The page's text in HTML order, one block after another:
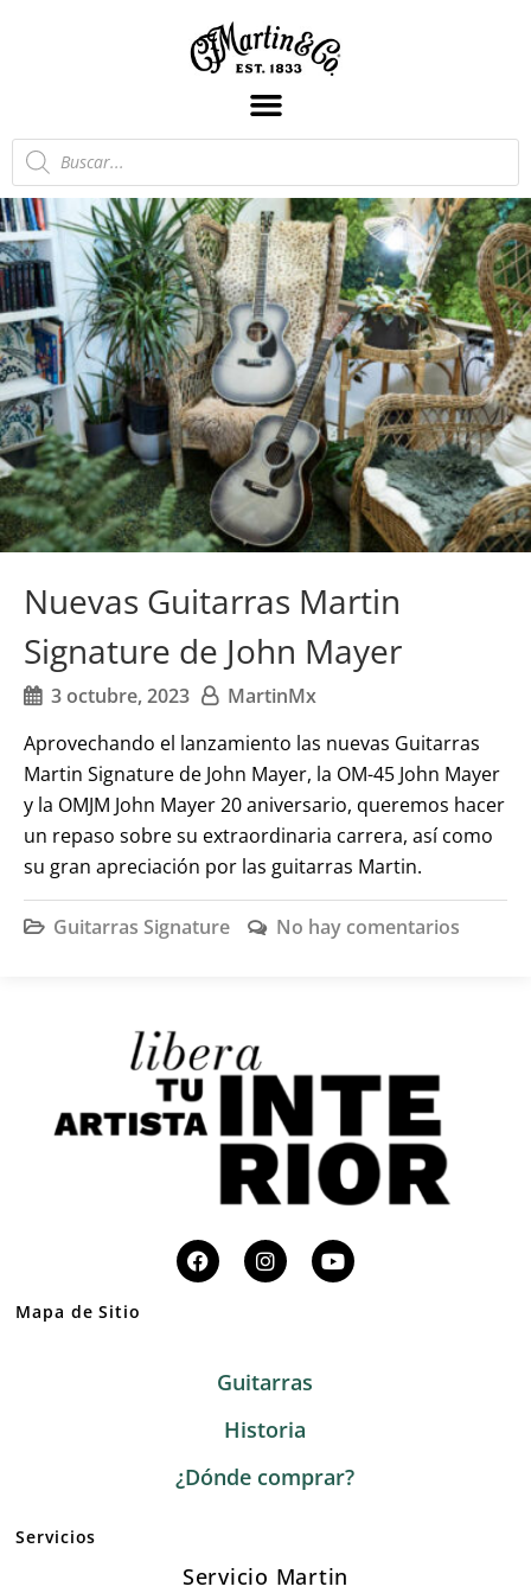
Nuevas Guitarras Martin
Signature de John Mayer
3 octubre, 2023
MartinMx
Aprovechando el lanzamiento las nuevas Guitarras
Martin Signature de John Mayer, la OM-45 John Mayer
y la OMJM John Mayer 20 aniversario, queremos hacer
un repaso sobre su extraordinaria carrera, así como
su gran apreciación por las guitarras Martin.
Guitarras Signature No hay comentarios
Mapa de Sitio
Guitarras
Historia
¿Dónde comprar?
Servicios
Servicio Martin